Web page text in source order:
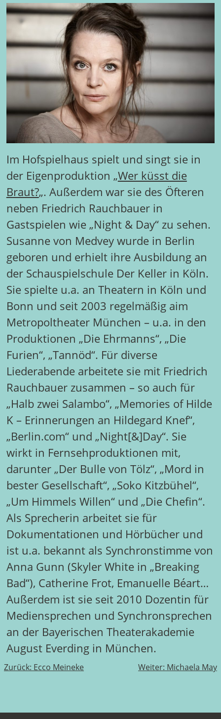
Im Hofspielhaus spielt und singt sie in
der Eigenproduktion „Wer küsst die
Braut?„. Außerdem war sie des Öfteren
neben Friedrich Rauchbauer in
Gastspielen wie „Night & Day“ zu sehen.
Susanne von Medvey wurde in Berlin
geboren und erhielt ihre Ausbildung an
der Schauspielschule Der Keller in Köln.
Sie spielte u.a. an Theatern in Köln und
Bonn und seit 2003 regelmäßig aim
Metropoltheater München – u.a. in den
Produktionen „Die Ehrmanns“, „Die
Furien“, „Tannöd“. Für diverse
Liederabende arbeitete sie mit Friedrich
Rauchbauer zusammen – so auch für
„Halb zwei Salambo“, „Memories of Hilde
K – Erinnerungen an Hildegard Knef“,
„Berlin.com“ und „Night[&]Day“. Sie
wirkt in Fernsehproduktionen mit,
darunter „Der Bulle von Tölz“, „Mord in
bester Gesellschaft“, „Soko Kitzbühel“,
„Um Himmels Willen“ und „Die Chefin“.
Als Sprecherin arbeitet sie für
Dokumentationen und Hörbücher und
ist u.a. bekannt als Synchronstimme von
Anna Gunn (Skyler White in „Breaking
Bad“), Catherine Frot, Emanuelle Béart…
Außerdem ist sie seit 2010 Dozentin für
Mediensprechen und Synchronsprechen
an der Bayerischen Theaterakademie
August Everding in München.
Beitragsnavigation
Zurück: Ecco Meineke Weiter: Michaela May